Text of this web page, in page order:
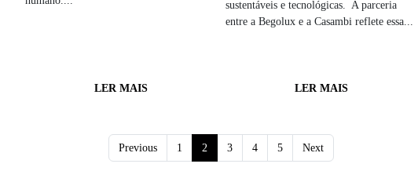
LER MAIS
sustentáveis e tecnológicas. A parceria
entre a Begolux e a Casambi reflete essa...
LER MAIS
Previous 1 2 3 4 5 Next